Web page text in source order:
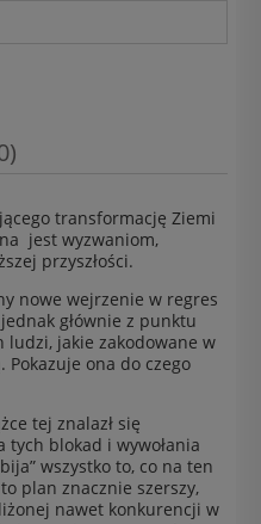
transformację Ziemi
jest wyzwaniom,
przyszłości.
nowe wejrzenie w regres
głównie z punktu
ludzi, jakie zakodowane w
ona do czego
tej znalazł się
tych blokad i wywołania
wszystko to, co na ten
plan znacznie szerszy,
nawet konkurencji w